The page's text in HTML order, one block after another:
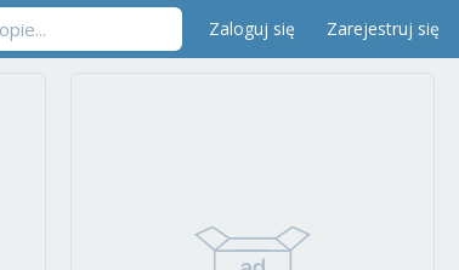
Zaloguj się Zarejestruj się